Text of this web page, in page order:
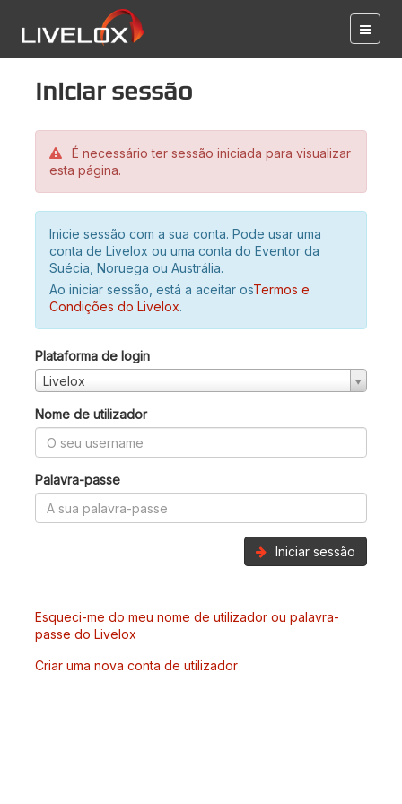
Iniciar sessão
É necessário ter sessão iniciada para visualizar
esta página.
Inicie sessão com a sua conta. Pode usar uma
conta de Livelox ou uma conta do Eventor da
Suécia, Noruega ou Austrália.
Ao iniciar sessão, está a aceitar osTermos e
Condições do Livelox.
Plataforma de login
Livelox
Nome de utilizador
Palavra-passe
Iniciar sessão
Esqueci-me do meu nome de utilizador ou palavra-
passe do Livelox
Criar uma nova conta de utilizador